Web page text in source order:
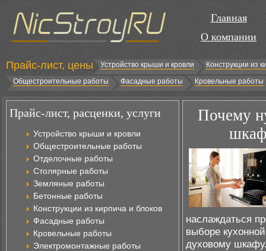
Главная
О компании
Прайс-лист, цены Устройство крыши и кровли
Конструкции из
Общестроительные работы
Фасадные работы Кровельные работы
Прайс-лист, расценки, услуги
Устройство крыши и кровли
Общестроительные работы
Отделочные работы
Столярные работы
Земляные работы
Бетонные работы
Конструкции из кирпича и блоков
Фасадные работы
Кровельные работы
Электромонтажные работы
Почему
шкаф
наслаждаться
выборе
духовому